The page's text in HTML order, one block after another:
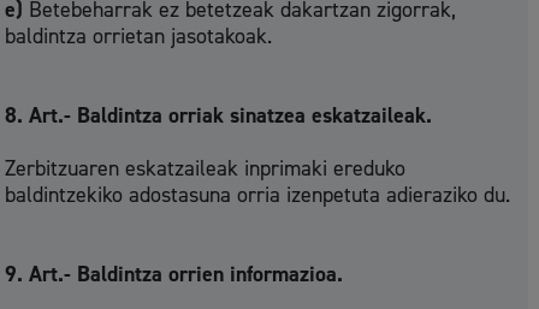
e) Betebeharrak ez betetzeak dakartzan zigorrak,
baldintza orrietan jasotakoak.
8. Art.- Baldintza orriak sinatzea eskatzaileak.
Zerbitzuaren eskatzaileak inprimaki ereduko
baldintzekiko adostasuna orria izenpetuta adieraziko du.
9. Art.- Baldintza orrien informazioa.